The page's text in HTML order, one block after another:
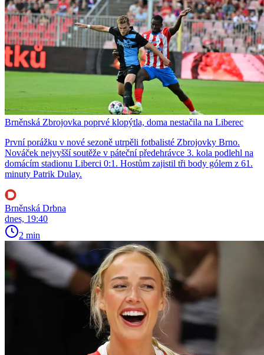
Brněnská Zbrojovka poprvé klopýtla, doma nestačila na Liberec
První porážku v nové sezoně utrpěli fotbalisté Zbrojovky Brno.
Nováček nejvyšší soutěže v páteční předehrávce 3. kola podlehl na
domácím stadionu Liberci 0:1. Hostům zajistil tři body gólem z 61.
minuty Patrik Dulay.
Brněnská Drbna
dnes, 19:40
2 min